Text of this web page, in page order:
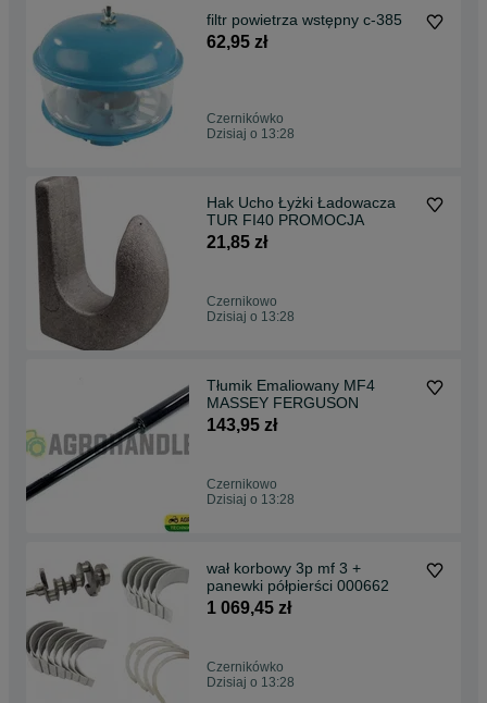
filtr powietrza wstępny c-385
62,95 zł
Czernikówko
Dzisiaj o 13:28
Hak Ucho Łyżki Ładowacza
TUR FI40 PROMOCJA
21,85 zł
Czernikowo
Dzisiaj o 13:28
Tłumik Emaliowany MF4
MASSEY FERGUSON
143,95 zł
Czernikowo
Dzisiaj o 13:28
wał korbowy 3p mf 3 +
panewki półpierści 000662
1 069,45 zł
Czernikówko
Dzisiaj o 13:28